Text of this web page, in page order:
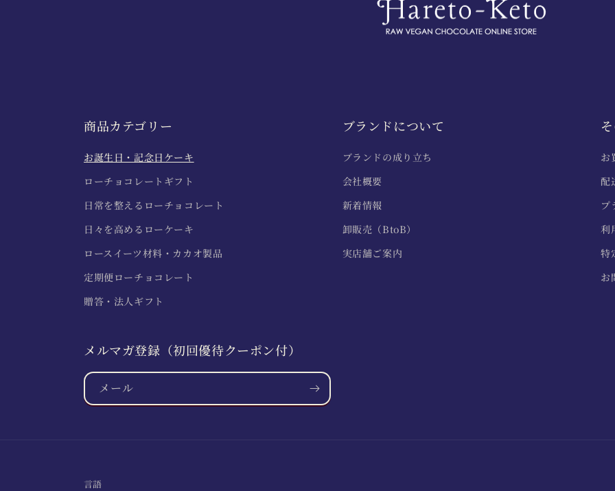
商品カテゴリー
お誕生日・記念日ケーキ
ローチョコレートギフト
日常を整えるローチョコレート
日々を高めるローケーキ
ロースイーツ材料・カカオ製品
定期便ローチョコレート
贈答・法人ギフト
ブランドについて
ブランドの成り立ち
会社概要
新着情報
卸販売（BtoB）
実店舗ご案内
お
配
プ
利
特
お
メルマガ登録（初回優待クーポン付）
メール
言語